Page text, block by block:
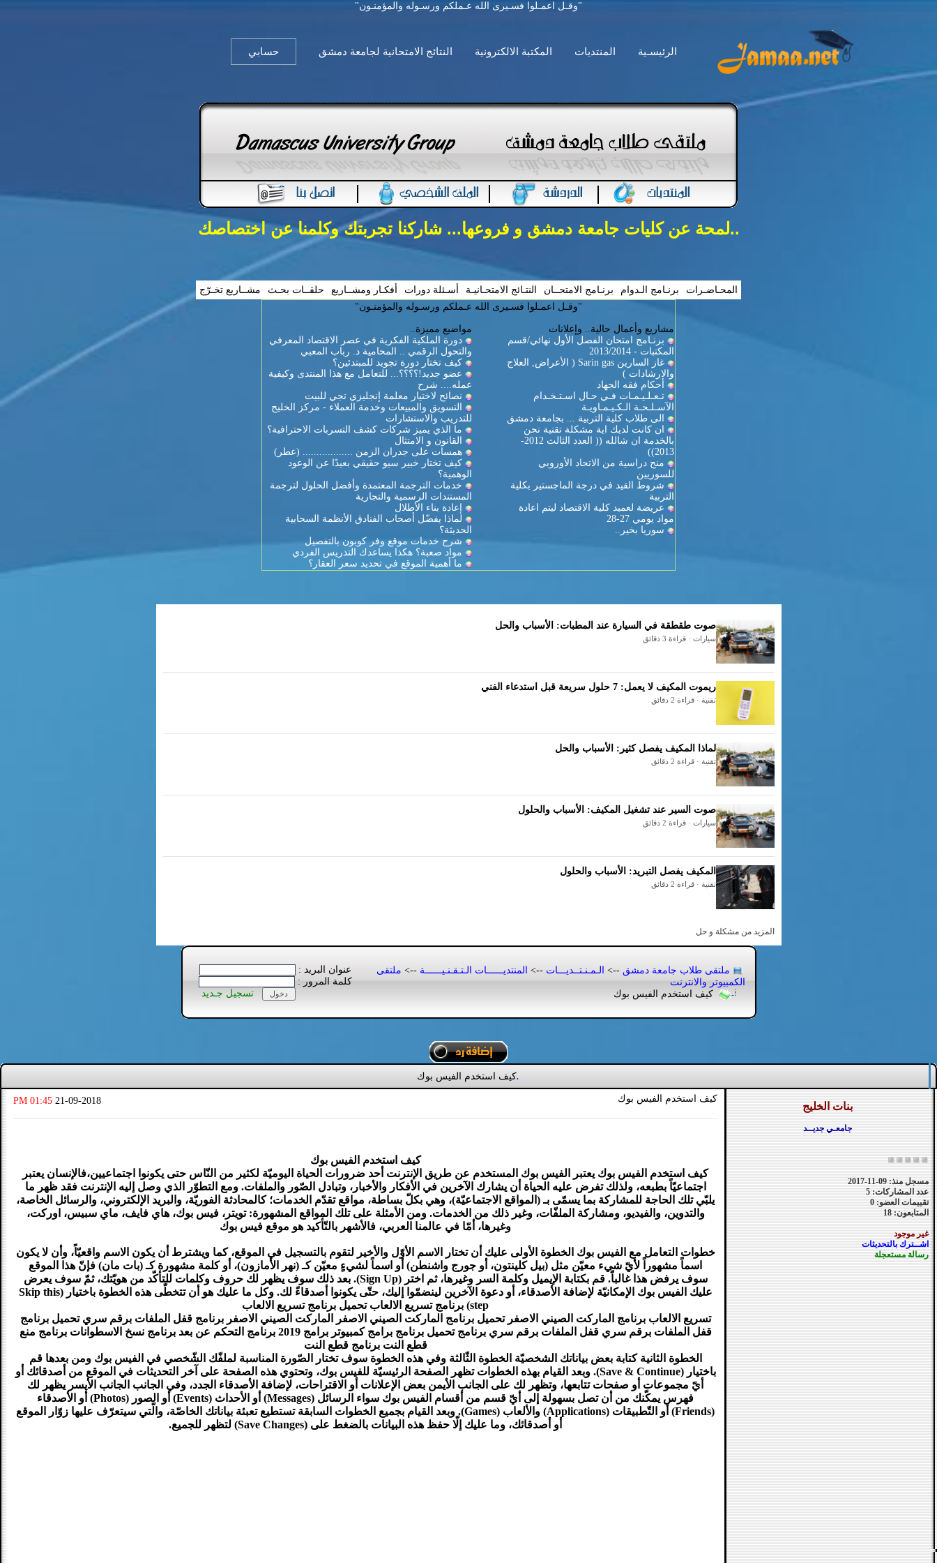
"وقـل اعمـلوا فسـيرى الله عـملكم ورسـوله والمؤمنـون"
الرئيسـية المنتديات المكتبة الالكترونية النتائج الامتحانية لجامعة دمشق حسابي
..لمحة عن كليات جامعة دمشق و فروعها... شاركنا تجربتك وكلمنا عن اختصاصك
المحـاضـرات برنـامج الـدوام برنـامج الامتحــان النتـائج الامتحـانيـة أسـئلة دورات أفكـار ومشــاريع حلقــات بحـث
مشــاريع تخـرّج
"وقـل اعمـلوا فسـيرى الله عـملكم ورسـوله والمؤمنـون"
مشاريع وأعمال حالية.. وإعلانات
برنـامج امتحان الفصل الأول نهائي/قسم
المكتبات - 2013/2014
غاز السارين Sarin gas ( الأعراض, العلاج
والارشادات )
أحكام فقه الجهاد
تـعـلـيـمـات فـي حـال اسـتـخـدام
الآسـلـحـة الـكـيـمـاويـة
الى طلاب كلية التربية ... بجامعة دمشق
ان كانت لديك اية مشكلة تقنية نحن
بالخدمة ان شالله (( العدد الثالث 2012-
2013))
منح دراسية من الاتحاد الأوروبي
للسوريين
شروط القيد في درجة الماجستير بكلية
التربية
عريضة لعميد كلية الاقتصاد ليتم اعادة
مواد يومي 27-28
سوريا بخير..
مواضيع مميزة..
دورة الملكية الفكرية في عصر الاقتصاد المعرفي
والتحول الرقمي .. المحامية د. رباب المعبي
كيف تختار دورة تجويد للمبتدئين؟
عضو جديد!؟؟؟؟... للتعامل مع هذا المنتدى وكيفية
عمله.... شرح
نصائح لاختيار معلمة إنجليزي تجي للبيت
التسويق والمبيعات وخدمة العملاء - مركز الخليج
للتدريب والاستشارات
ما الذي يميز شركات كشف التسربات الاحترافية؟
القانون و الامتثال
همسات على جدران الزمن .................. (عطر)
كيف تختار خبير سيو حقيقي بعيدًا عن الوعود
الوهمية؟
خدمات الترجمة المعتمدة وأفضل الحلول لترجمة
المستندات الرسمية والتجارية
إعادة بناء الأطلال
لماذا يفضّل أصحاب الفنادق الأنظمة السحابية
الحديثة؟
شرح خدمات موقع وفر كوبون بالتفصيل
مواد صعبة؟ هكذا يساعدك التدريس الفردي
ما أهمية الموقع في تحديد سعر العقار؟
صوت طقطقة في السيارة عند المطبات: الأسباب والحل
سيارات · قراءة 3 دقائق
ريموت المكيف لا يعمل: 7 حلول سريعة قبل استدعاء الفني
تقنية · قراءة 2 دقائق
لماذا المكيف يفصل كثير: الأسباب والحل
تقنية · قراءة 2 دقائق
صوت السير عند تشغيل المكيف: الأسباب والحلول
سيارات · قراءة 2 دقائق
المكيف يفصل التبريد: الأسباب والحلول
تقنية · قراءة 2 دقائق
المزيد من مشكلة و حل
ملتقى طلاب جامعة دمشق --> الـمـنـتــديـــات --> المنتديــــــات الـتـقـنـيــــــة --> ملتقى
الكمبيوتر والانترنت
كيف استخدم الفيس بوك
عنوان البريد :
كلمة المرور :
تسجيل جـديد
.كيف استخدم الفيس بوك
بنات الخليج
جامعـي جديــد
مسجل منذ: 09-11-2017
عدد المشاركات: 5
تقييمات العضو: 0
المتابعون: 18
غير موجود
اشــترك بالتحديثات
رسالة مستعجلة
كيف استخدم الفيس بوك 21-09-2018
01:45 PM
كيف استخدم الفيس بوك
كيف استخدم الفيس بوك يعتبر الفيس بوك المستخدم عن طريق الإنترنت أحد ضرورات الحياة اليوميّة لكثير من النّاس حتى يكونوا اجتماعيين،فالإنسان يعتبر
اجتماعيّاً بطبعه، ولذلك تفرض عليه الحياة أن يشارك الآخرين في الأفكار والأخبار، وتبادل الصّور والملفات. ومع التطوّر الذي وصل إليه الإنترنت فقد ظهر ما
يلبّي تلك الحاجة للمشاركة بما يسمّى بـ (المواقع الاجتماعيّة)، وهي بكلّ بساطة، مواقع تقدّم الخدمات؛ كالمحادثة الفوريّة، والبريد الإلكتروني، والرسائل الخاصة،
والتدوين، والفيديو، ومشاركة الملفّات، وغير ذلك من الخدمات. ومن الأمثلة على تلك المواقع المشهورة: تويتر، فيس بوك، هاي فايف، ماي سبيس، اوركت،
وغيرها، أمّا في عالمنا العربي، فالأشهر بالتّأكيد هو موقع فيس بوك
خطوات التعامل مع الفيس بوك الخطوة الأولى عليك أن تختار الاسم الأوّل والأخير لتقوم بالتسجيل في الموقع، كما ويشترط أن يكون الاسم واقعيّاً، وأن لا يكون
اسماً مشهوراً لأيّ شيء معيّن مثل (بيل كلينتون، أو جورج واشنطن) أو اسماً لشيءٍ معيّن كـ (نهر الأمازون)، أو كلمة مشهورة كـ (بات مان) فإنّ هذا الموقع
سوف يرفض هذا غالباًَ. قم بكتابة الإيميل وكلمة السر وغيرها، ثم اختر (Sign Up). بعد ذلك سوف يظهر لك حروف وكلمات للتأكّد من هويّتك، ثمّ سوف يعرض
عليك الفيس بوك الإمكانيّة لإضافة الأصدقاء، أو دعوة الآخرين لينضمّوا إليك، حتّى يكونوا أصدقاءً لك. وكل ما عليك هو أن تتخطّى هذه الخطوة باختيار (Skip this
step) برنامج تسريع الالعاب تحميل برنامج تسريع الالعاب
تسريع الالعاب برنامج الماركت الصيني الاصفر تحميل برنامج الماركت الصيني الاصفر الماركت الصيني الاصفر برنامج قفل الملفات برقم سري تحميل برنامج
قفل الملفات برقم سري قفل الملفات برقم سري برنامج تحميل برنامج برامج كمبيوتر برامج 2019 برنامج التحكم عن بعد برنامج نسخ الاسطوانات برنامج منع
قطع النت برنامج قطع النت
الخطوة الثانية كتابة بعض بياناتك الشخصيّة الخطوة الثّالثة وفي هذه الخطوة سوف تختار الصّورة المناسبة لملفّك الشّخصي في الفيس بوك ومن بعدها قم
باختيار (Save & Continue). وبعد القيام بهذه الخطوات تظهر الصفحة الرئيسيّة للفيس بوك، وتحتوي هذه الصفحة على آخر التحديثات في الموقع من أصدقائك أو
أيّ مجموعات أو صفحات تتابعها، وتظهر لك على الجانب الأيمن بعض الإعلانات أو الاقتراحات، لإضافة الأصدقاء الجدد، وفي الجانب الجانب الأيسر يظهر لك
فهرس يمكّنك من أن تصل بسهولة إلى أيّ قسم من أقسام الفيس بوك سواء الرسائل (Messages) أو الأحداث (Events) أو الصور (Photos) أو الأصدقاء
(Friends) أو التّطبيقات (Applications) والألعاب (Games). وبعد القيام بجميع الخطوات السابقة تستطيع تعبئة بياناتك الخاصّة، والّتي سيتعرّف عليها زوّار الموقع
أو أصدقائك، وما عليك إلّا حفظ هذه البيانات بالضغط على (Save Changes) لتظهر للجميع.